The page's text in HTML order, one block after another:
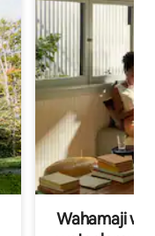
Wahamaji